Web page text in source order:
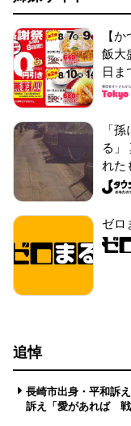
【
飯大
日ま
「
る」
れた
ゼロ
追悼
長崎市出身・平和訴
訴え「愛があれば 戦